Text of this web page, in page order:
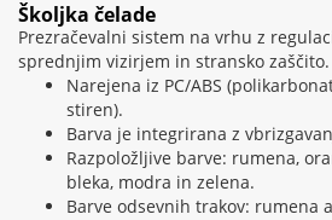
Školjka čelade
Prezračevalni sistem na vrhu z
sprednjim vizirjem in stransko zaščito.
Narejena iz PC/ABS
stiren).
Barva je integrirana z
Razpoložljive barve: rumena,
bleka, modra in zelena.
Barve odsevnih trakov: rumena